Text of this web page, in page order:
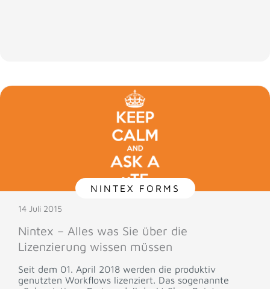
NINTEX FORMS
14 Juli 2015
Nintex – Alles was Sie über die
Lizenzierung wissen müssen
Seit dem 01. April 2018 werden die produktiv
genutzten Workflows lizenziert. Das sogenannte